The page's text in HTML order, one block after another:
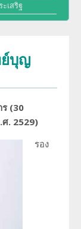
นการสอนแล้ว)
เสริฐ
ย์บุญ
(30
ศ. 2529)
รอง